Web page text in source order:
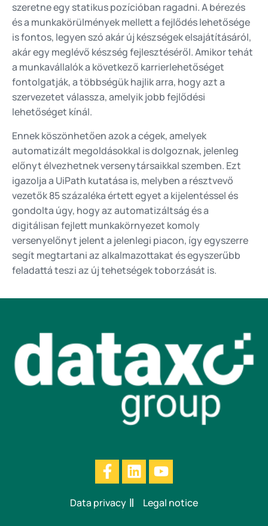
szeretne egy statikus pozícióban ragadni. A bérezés
és a munkakörülmények mellett a fejlődés lehetősége
is fontos, legyen szó akár új készségek elsajátításáról,
akár egy meglévő készség fejlesztéséről. Amikor tehát
a munkavállalók a következő karrierlehetőséget
fontolgatják, a többségük hajlik arra, hogy azt a
szervezetet válassza, amelyik jobb fejlődési
lehetőséget kínál.
Ennek köszönhetően azok a cégek, amelyek
automatizált megoldásokkal is dolgoznak, jelenleg
előnyt élvezhetnek versenytársaikkal szemben. Ezt
igazolja a UiPath kutatása is, melyben a résztvevő
vezetők 85 százaléka értett egyet a kijelentéssel és
gondolta úgy, hogy az automatizáltság és a
digitálisan fejlett munkakörnyezet komoly
versenyelőnyt jelent a jelenlegi piacon, így egyszerre
segít megtartani az alkalmazottakat és egyszerűbb
feladattá teszi az új tehetségek toborzását is.
Data privacy Legal notice